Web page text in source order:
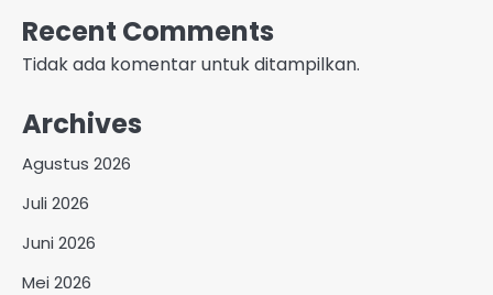
Recent Comments
Tidak ada komentar untuk ditampilkan.
Archives
Agustus 2026
Juli 2026
Juni 2026
Mei 2026